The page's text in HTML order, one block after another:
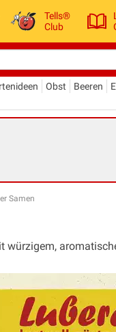
Tells®
Club
Obst Beeren
Samen
würzigem,